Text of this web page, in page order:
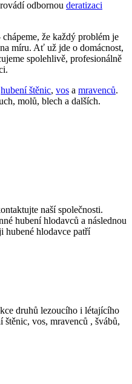
odbornou deratizaci
že každý problém je
míru. Ať už jde o domácnost,
spolehlivě, profesionálně
hubení štěnic, vos a mravenců.
molů, blech a dalších.
naší společnosti.
hubení hlodavců a následnou
hubené hlodavce patří
druhů lezoucího i létajícího
štěnic, vos, mravenců , švábů,